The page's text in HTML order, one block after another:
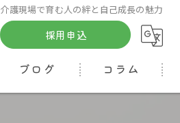
介護現場で育む人の絆と自己成長の魅力
採用申込
ブログ コラム